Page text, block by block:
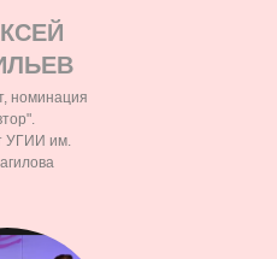
номинация
УГИИ им.